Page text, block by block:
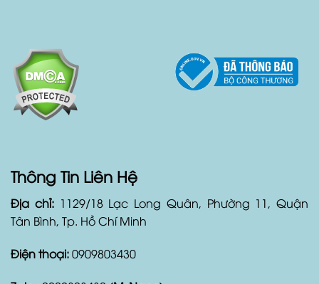
Thông Tin Liên Hệ
Địa chỉ: 1129/18 Lạc Long Quân, Phường 11, Quận
Tân Bình, Tp. Hồ Chí Minh
Điện thoại:0909803430